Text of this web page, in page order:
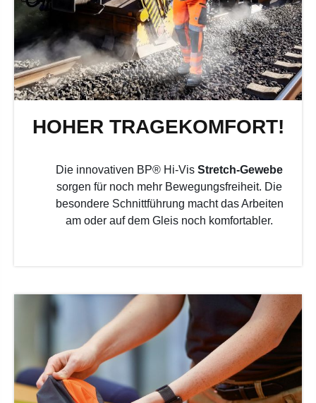
HOHER TRAGEKOMFORT!
Die innovativen BP® Hi-Vis Stretch-Gewebe
sorgen für noch mehr Bewegungsfreiheit. Die
besondere Schnittführung macht das Arbeiten
am oder auf dem Gleis noch komfortabler.